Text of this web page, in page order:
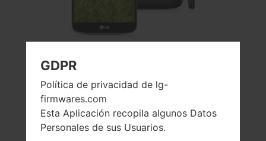
LG D803 (LGD803) DE
LA SERIE LG G2 LTE
GDPR
Política de privacidad de lg-
firmwares.com
Esta Aplicación recopila algunos Datos
Personales de sus Usuarios.